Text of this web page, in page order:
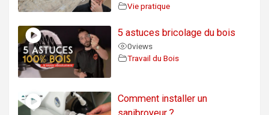
Vie pratique
5 astuces bricolage du bois
0views
Travail du Bois
Comment installer un